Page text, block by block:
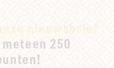
250